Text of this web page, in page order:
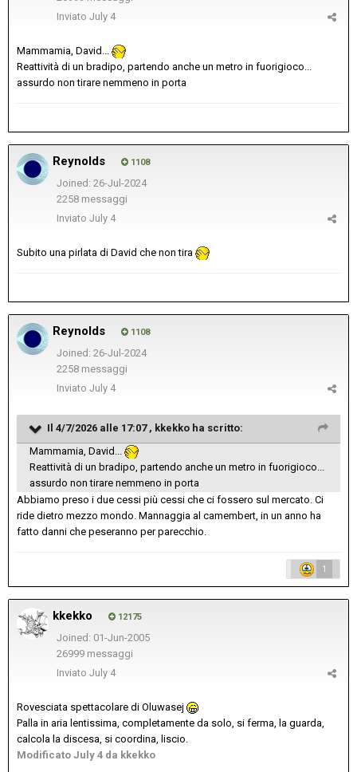
Inviato July 4
Mammamia, David...
Reattività di un bradipo, partendo anche un metro in fuorigioco...
assurdo non tirare nemmeno in porta
Reynolds 1108
Joined: 26-Jul-2024
2258 messaggi
Inviato July 4
Subito una pirlata di David che non tira
Reynolds 1108
Joined: 26-Jul-2024
2258 messaggi
Inviato July 4
Il 4/7/2026 alle 17:07 , kkekko ha scritto:
Mammamia, David...
Reattività di un bradipo, partendo anche un metro in fuorigioco...
assurdo non tirare nemmeno in porta
Abbiamo preso i due cessi più cessi che ci fossero sul mercato. Ci
ride dietro mezzo mondo. Mannaggia al camembert, in un anno ha
fatto danni che peseranno per parecchio.
1
kkekko 12175
Joined: 01-Jun-2005
26999 messaggi
Inviato July 4
Rovesciata spettacolare di Oluwasej
Palla in aria lentissima, completamente da solo, si ferma, la guarda,
calcola la discesa, si coordina, liscio.
Modificato July 4 da kkekko